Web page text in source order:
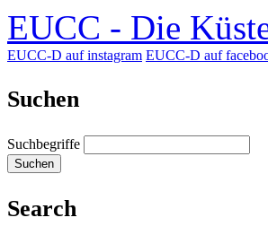
EUCC - Die
EUCC-D auf instagram EUCC-D auf
Suchen
Suchbegriffe
Suchen
Search